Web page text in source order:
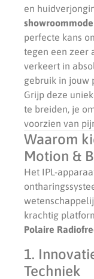
en
perfecte kans
tegen een zeer
verkeert in
gebruik in jouw
Grijp deze
te breiden, je
voorzien van
Waarom
Motion &
Het IPL-
krachtig
Polaire
1.
Techniek